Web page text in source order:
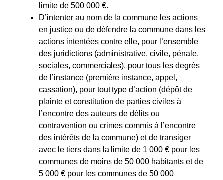
limite de 500 000 €.
D’intenter au nom de la commune les actions
en justice ou de défendre la commune dans les
actions intentées contre elle, pour l’ensemble
des juridictions (administrative, civile, pénale,
sociales, commerciales), pour tous les degrés
de l’instance (première instance, appel,
cassation), pour tout type d’action (dépôt de
plainte et constitution de parties civiles à
l’encontre des auteurs de délits ou
contravention ou crimes commis à l’encontre
des intérêts de la commune) et de transiger
avec le tiers dans la limite de 1 000 € pour les
communes de moins de 50 000 habitants et de
5 000 € pour les communes de 50 000